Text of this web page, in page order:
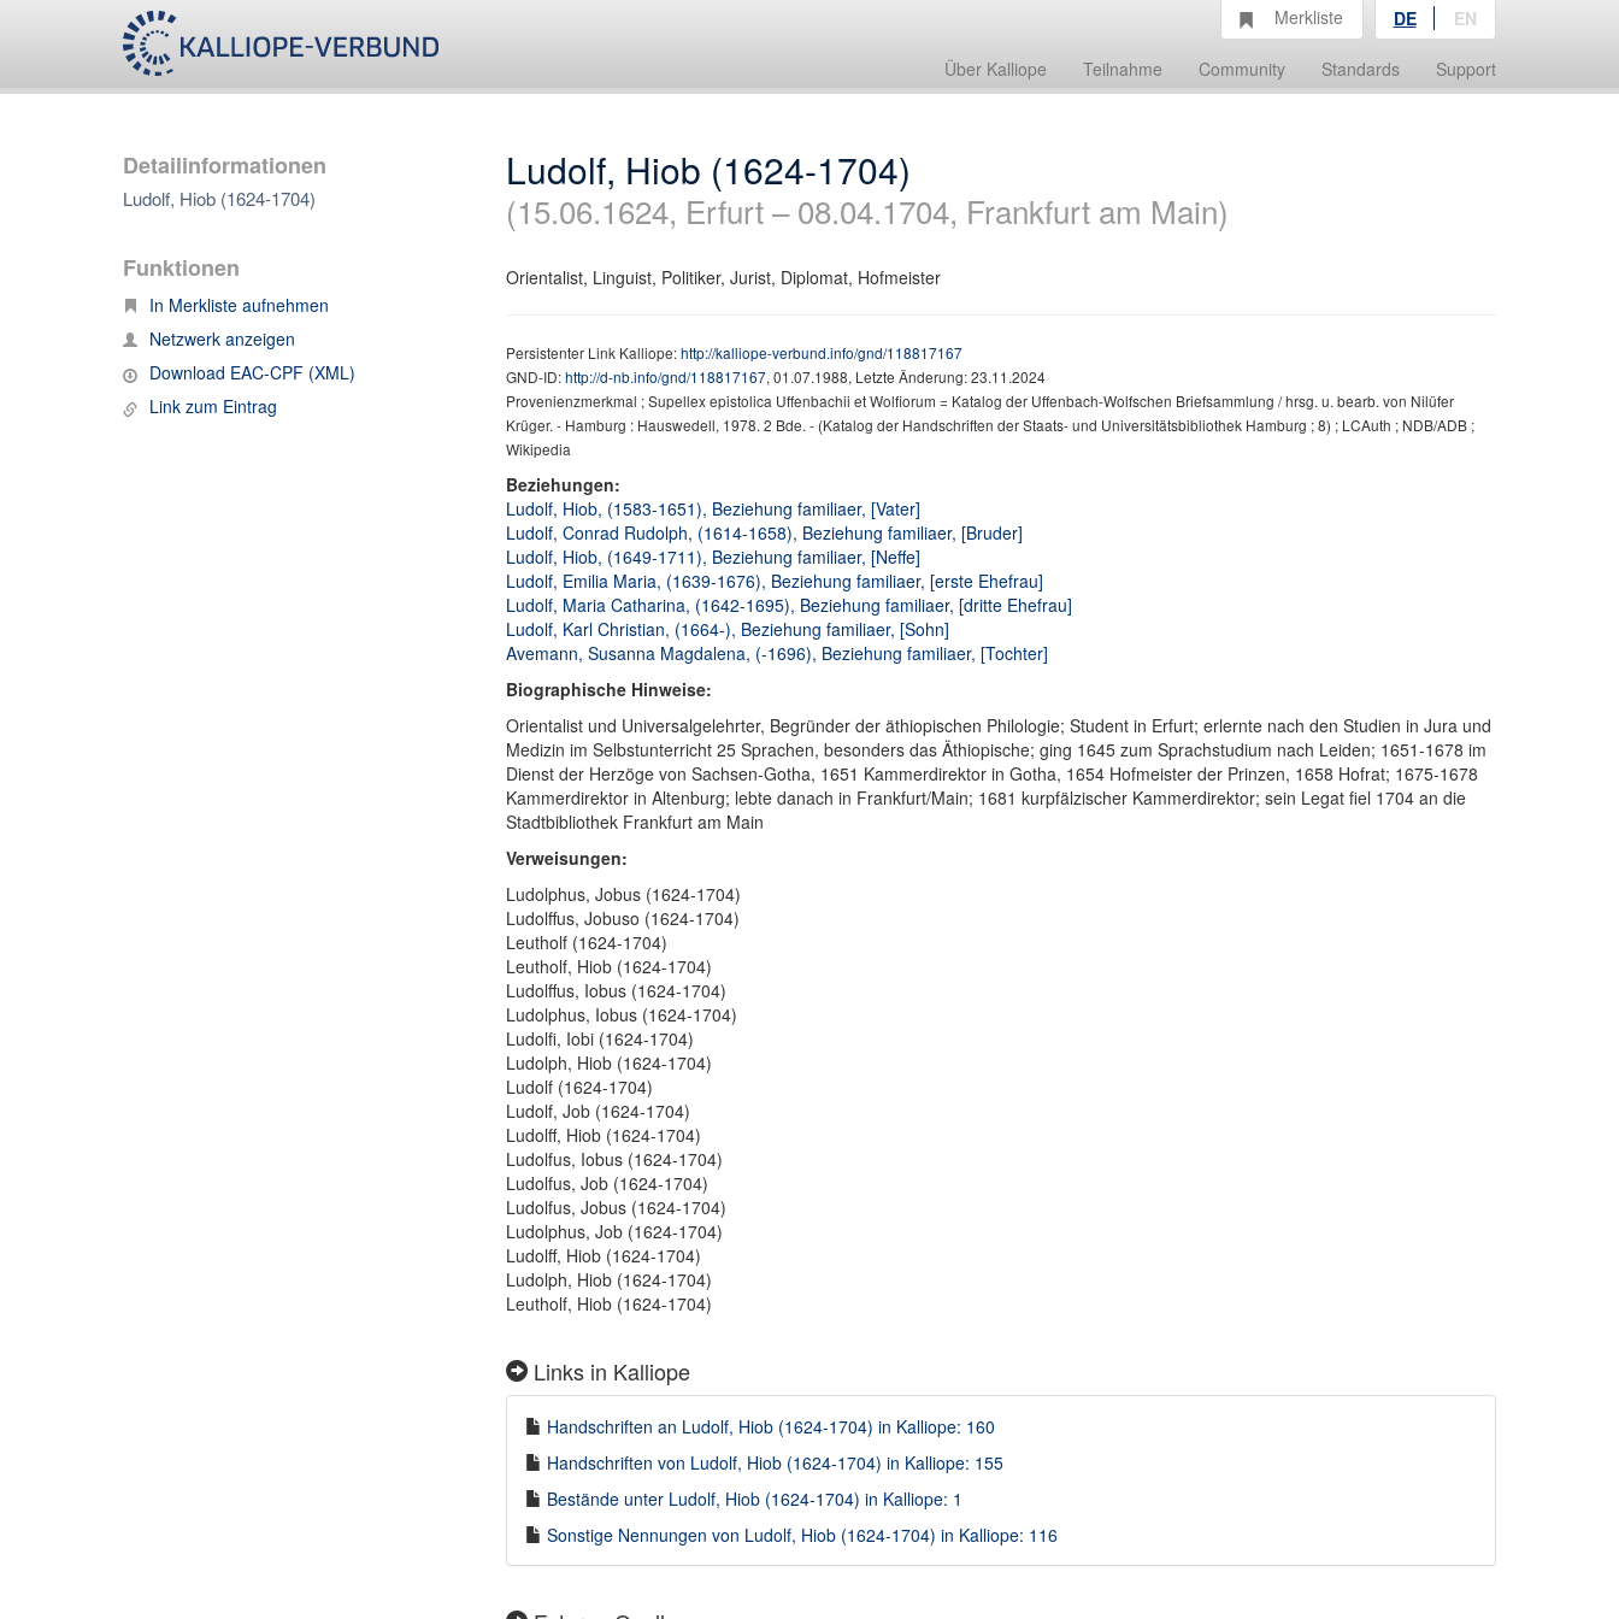
Über Kalliope Teilnahme Community Standards Support
Merkliste DE EN
Detailinformationen
Ludolf, Hiob (1624-1704)
Funktionen
In Merkliste aufnehmen
Netzwerk anzeigen
Download EAC-CPF (XML)
Link zum Eintrag
Ludolf, Hiob (1624-1704)
(15.06.1624, Erfurt – 08.04.1704, Frankfurt am Main)
Orientalist, Linguist, Politiker, Jurist, Diplomat, Hofmeister
Persistenter Link Kalliope:http://kalliope-verbund.info/gnd/118817167
GND-ID:http://d-nb.info/gnd/118817167, 01.07.1988, Letzte Änderung: 23.11.2024
Provenienzmerkmal ; Supellex epistolica Uffenbachii et Wolfiorum = Katalog der Uffenbach-Wolfschen Briefsammlung / hrsg. u. bearb. von Nilüfer
Krüger. - Hamburg : Hauswedell, 1978. 2 Bde. - (Katalog der Handschriften der Staats- und Universitätsbibliothek Hamburg ; 8) ; LCAuth ; NDB/ADB ;
Wikipedia
Beziehungen:
Ludolf, Hiob, (1583-1651), Beziehung familiaer, [Vater]
Ludolf, Conrad Rudolph, (1614-1658), Beziehung familiaer, [Bruder]
Ludolf, Hiob, (1649-1711), Beziehung familiaer, [Neffe]
Ludolf, Emilia Maria, (1639-1676), Beziehung familiaer, [erste Ehefrau]
Ludolf, Maria Catharina, (1642-1695), Beziehung familiaer, [dritte Ehefrau]
Ludolf, Karl Christian, (1664-), Beziehung familiaer, [Sohn]
Avemann, Susanna Magdalena, (-1696), Beziehung familiaer, [Tochter]
Biographische Hinweise:
Orientalist und Universalgelehrter, Begründer der äthiopischen Philologie; Student in Erfurt; erlernte nach den Studien in Jura und
Medizin im Selbstunterricht 25 Sprachen, besonders das Äthiopische; ging 1645 zum Sprachstudium nach Leiden; 1651-1678 im
Dienst der Herzöge von Sachsen-Gotha, 1651 Kammerdirektor in Gotha, 1654 Hofmeister der Prinzen, 1658 Hofrat; 1675-1678
Kammerdirektor in Altenburg; lebte danach in Frankfurt/Main; 1681 kurpfälzischer Kammerdirektor; sein Legat fiel 1704 an die
Stadtbibliothek Frankfurt am Main
Verweisungen:
Ludolphus, Jobus (1624-1704)
Ludolffus, Jobuso (1624-1704)
Leutholf (1624-1704)
Leutholf, Hiob (1624-1704)
Ludolffus, Iobus (1624-1704)
Ludolphus, Iobus (1624-1704)
Ludolfi, Iobi (1624-1704)
Ludolph, Hiob (1624-1704)
Ludolf (1624-1704)
Ludolf, Job (1624-1704)
Ludolff, Hiob (1624-1704)
Ludolfus, Iobus (1624-1704)
Ludolfus, Job (1624-1704)
Ludolfus, Jobus (1624-1704)
Ludolphus, Job (1624-1704)
Ludolff, Hiob (1624-1704)
Ludolph, Hiob (1624-1704)
Leutholf, Hiob (1624-1704)
Links in Kalliope
Handschriften an Ludolf, Hiob (1624-1704) in Kalliope: 160
Handschriften von Ludolf, Hiob (1624-1704) in Kalliope: 155
Bestände unter Ludolf, Hiob (1624-1704) in Kalliope: 1
Sonstige Nennungen von Ludolf, Hiob (1624-1704) in Kalliope: 116